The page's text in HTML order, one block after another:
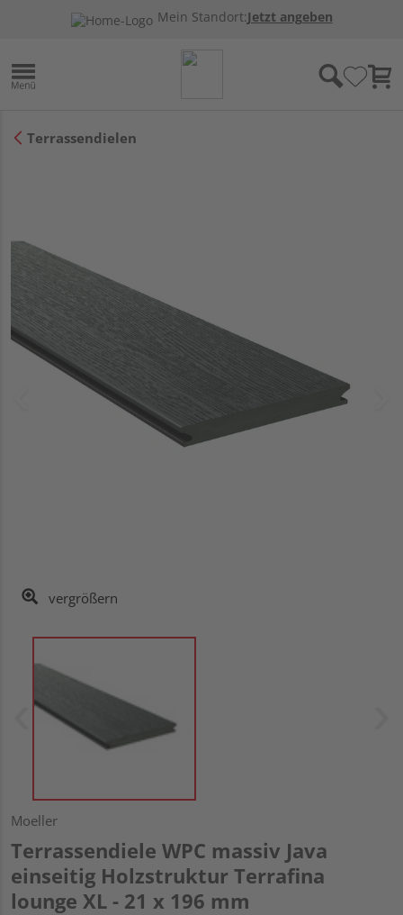
Mein Standort:Jetzt angeben
Terrassendielen
vergrößern
Moeller
Terrassendiele WPC massiv Java
einseitig Holzstruktur Terrafina
lounge XL - 21 x 196 mm